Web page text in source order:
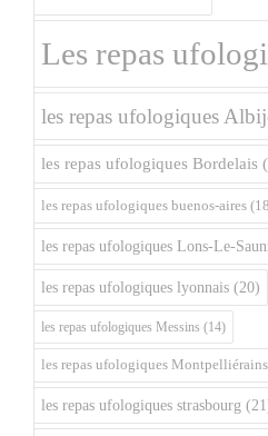
Les repas
les repas ufologiques
les repas ufologiques Bordelais
les repas ufologiques buenos-aires
les repas ufologiques Lons-Le-
les repas ufologiques lyonnais (20)
les repas ufologiques Messins (14)
les repas ufologiques Montpelliérains
les repas ufologiques strasbourg